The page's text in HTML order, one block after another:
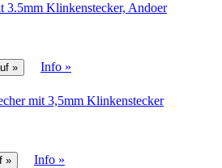
3.5mm Klinkenstecker, Andoer
Info »
mit 3,5mm Klinkenstecker
Info »